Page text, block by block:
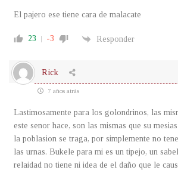
El pajero ese tiene cara de malacate
23 -3 Responder
Rick
7 años atrás
Lastimosamente para los golondrinos, las
este senor hace, son las mismas que su
la poblasion se traga, por simplemente no
las urnas. Bukele para mi es un tipejo, un
relaidad no tiene ni idea de el daño que le